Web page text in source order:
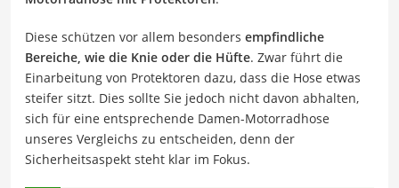
Diese schützen vor allem besonders empfindliche
Bereiche, wie die Knie oder die Hüfte. Zwar führt die
Einarbeitung von Protektoren dazu, dass die Hose etwas
steifer sitzt. Dies sollte Sie jedoch nicht davon abhalten,
sich für eine entsprechende Damen-Motorradhose
unseres Vergleichs zu entscheiden, denn der
Sicherheitsaspekt steht klar im Fokus.